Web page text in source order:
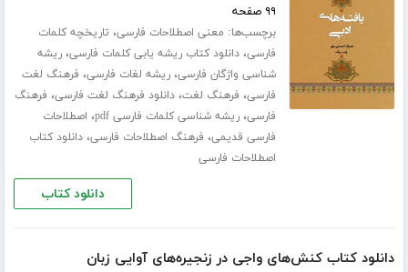
۹۹ صفحه
برچسب‌ها: معنی اصطلاحات فارسی، تاریخچه کلمات
فارسی،دانلود کتاب ریشه یابی کلمات فارسی،ریشه
شناسی واژگان فارسی،ریشه لغات فارسی، فرهنگ لغت
فارسی، فرهنگ لغت،دانلود فرهنگ لغت فارسی، فرهنگ
فارسی،ریشه شناسی کلمات فارسی pdf ، اصطلاحات
فارسی قدیمی، فرهنگ اصطلاحات فارسی،دانلود کتاب
اصطلاحات فارسی
دانلود کتاب
دانلود کتاب کنش‌های واجی در زنجیره‌های آوایی زبان